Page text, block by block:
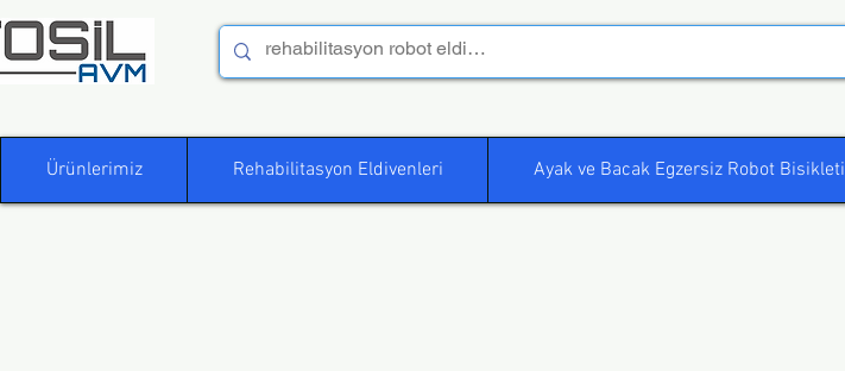
Ürünlerimiz Rehabilitasyon Eldivenleri Ayak ve Bacak Egzersiz Robot Bisikleti